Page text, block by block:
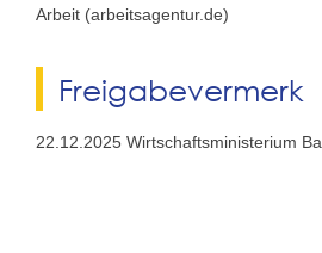
Arbeit (arbeitsagentur.de)
Freigabevermerk
22.12.2025 Wirtschaftsministerium